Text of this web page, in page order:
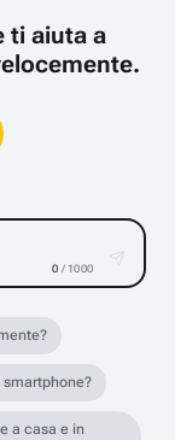
ti aiuta a
0 / 1000
a casa e in